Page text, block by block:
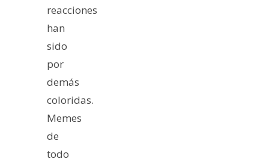
reacciones
han
sido
por
demás
coloridas.
Memes
de
todo